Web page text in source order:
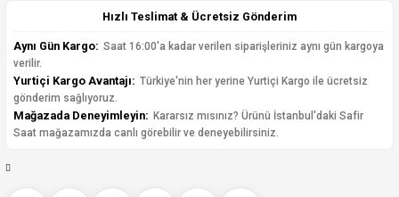
Hızlı Teslimat & Ücretsiz Gönderim
Aynı Gün Kargo: Saat 16:00'a kadar verilen siparişleriniz aynı gün kargoya
verilir.
Yurtiçi Kargo Avantajı: Türkiye'nin her yerine Yurtiçi Kargo ile ücretsiz
gönderim sağlıyoruz.
Mağazada Deneyimleyin: Kararsız mısınız? Ürünü İstanbul'daki Safir
Saat mağazamızda canlı görebilir ve deneyebilirsiniz.